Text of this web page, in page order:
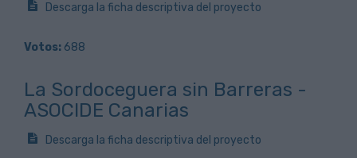
Descarga la ficha descriptiva del proyecto
Votos: 688
La Sordoceguera sin Barreras -
ASOCIDE Canarias
Descarga la ficha descriptiva del proyecto